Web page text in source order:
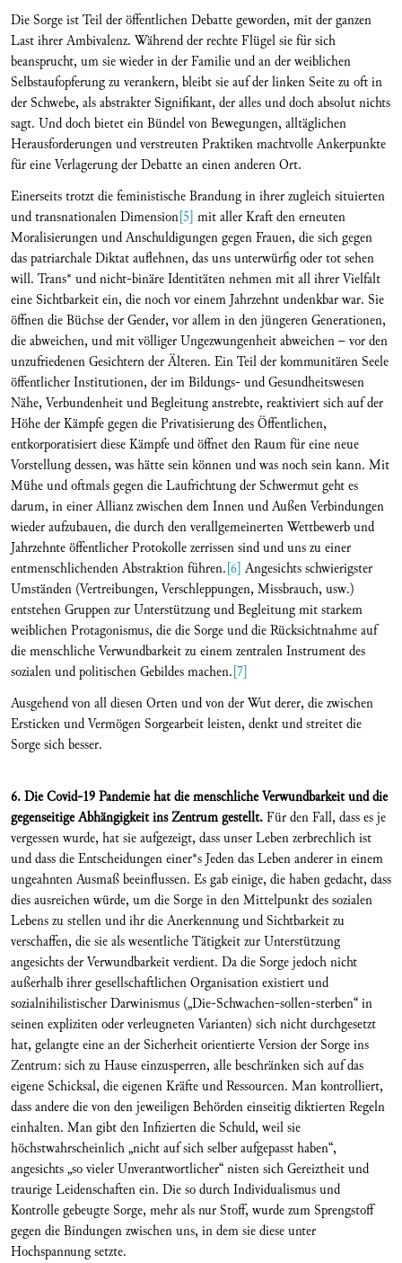
Die Sorge ist Teil der öffentlichen Debatte geworden, mit der ganzen
Last ihrer Ambivalenz. Während der rechte Flügel sie für sich
beansprucht, um sie wieder in der Familie und an der weiblichen
Selbstaufopferung zu verankern, bleibt sie auf der linken Seite zu oft in
der Schwebe, als abstrakter Signifikant, der alles und doch absolut nichts
sagt. Und doch bietet ein Bündel von Bewegungen, alltäglichen
Herausforderungen und verstreuten Praktiken machtvolle Ankerpunkte
für eine Verlagerung der Debatte an einen anderen Ort.
Einerseits trotzt die feministische Brandung in ihrer zugleich situierten
und transnationalen Dimension[5] mit aller Kraft den erneuten
Moralisierungen und Anschuldigungen gegen Frauen, die sich gegen
das patriarchale Diktat auflehnen, das uns unterwürfig oder tot sehen
will. Trans* und nicht-binäre Identitäten nehmen mit all ihrer Vielfalt
eine Sichtbarkeit ein, die noch vor einem Jahrzehnt undenkbar war. Sie
öffnen die Büchse der Gender, vor allem in den jüngeren Generationen,
die abweichen, und mit völliger Ungezwungenheit abweichen – vor den
unzufriedenen Gesichtern der Älteren. Ein Teil der kommunitären Seele
öffentlicher Institutionen, der im Bildungs- und Gesundheitswesen
Nähe, Verbundenheit und Begleitung anstrebte, reaktiviert sich auf der
Höhe der Kämpfe gegen die Privatisierung des Öffentlichen,
entkorporatisiert diese Kämpfe und öffnet den Raum für eine neue
Vorstellung dessen, was hätte sein können und was noch sein kann. Mit
Mühe und oftmals gegen die Laufrichtung der Schwermut geht es
darum, in einer Allianz zwischen dem Innen und Außen Verbindungen
wieder aufzubauen, die durch den verallgemeinerten Wettbewerb und
Jahrzehnte öffentlicher Protokolle zerrissen sind und uns zu einer
entmenschlichenden Abstraktion führen.[6] Angesichts schwierigster
Umständen (Vertreibungen, Verschleppungen, Missbrauch, usw.)
entstehen Gruppen zur Unterstützung und Begleitung mit starkem
weiblichen Protagonismus, die die Sorge und die Rücksichtnahme auf
die menschliche Verwundbarkeit zu einem zentralen Instrument des
sozialen und politischen Gebildes machen.[7]
Ausgehend von all diesen Orten und von der Wut derer, die zwischen
Ersticken und Vermögen Sorgearbeit leisten, denkt und streitet die
Sorge sich besser.
6. Die Covid-19 Pandemie hat die menschliche Verwundbarkeit und die
gegenseitige Abhängigkeit ins Zentrum gestellt.Für den Fall, dass es je
vergessen wurde, hat sie aufgezeigt, dass unser Leben zerbrechlich ist
und dass die Entscheidungen einer*s Jeden das Leben anderer in einem
ungeahnten Ausmaß beeinflussen. Es gab einige, die haben gedacht, dass
dies ausreichen würde, um die Sorge in den Mittelpunkt des sozialen
Lebens zu stellen und ihr die Anerkennung und Sichtbarkeit zu
verschaffen, die sie als wesentliche Tätigkeit zur Unterstützung
angesichts der Verwundbarkeit verdient. Da die Sorge jedoch nicht
außerhalb ihrer gesellschaftlichen Organisation existiert und
sozialnihilistischer Darwinismus („Die-Schwachen-sollen-sterben“ in
seinen expliziten oder verleugneten Varianten) sich nicht durchgesetzt
hat, gelangte eine an der Sicherheit orientierte Version der Sorge ins
Zentrum: sich zu Hause einzusperren, alle beschränken sich auf das
eigene Schicksal, die eigenen Kräfte und Ressourcen. Man kontrolliert,
dass andere die von den jeweiligen Behörden einseitig diktierten Regeln
einhalten. Man gibt den Infizierten die Schuld, weil sie
höchstwahrscheinlich „nicht auf sich selber aufgepasst haben“,
angesichts „so vieler Unverantwortlicher“ nisten sich Gereiztheit und
traurige Leidenschaften ein. Die so durch Individualismus und
Kontrolle gebeugte Sorge, mehr als nur Stoff, wurde zum Sprengstoff
gegen die Bindungen zwischen uns, in dem sie diese unter
Hochspannung setzte.